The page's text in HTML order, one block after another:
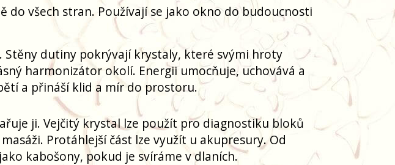
do všech stran. Používají se jako okno do budoucnosti
dutiny pokrývají krystaly, které svými hroty
harmonizátor okolí. Energii umocňuje, uchovává a
a přináší klid a mír do prostoru.
ji. Vejčitý krystal lze použít pro diagnostiku bloků
Protáhlejší část lze využít u akupresury. Od
kabošony, pokud je svíráme v dlaních.